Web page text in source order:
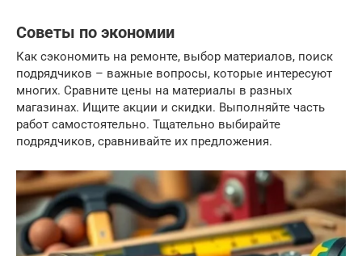
Советы по экономии
Как сэкономить на ремонте, выбор материалов, поиск
подрядчиков – важные вопросы, которые интересуют
многих. Сравните цены на материалы в разных
магазинах. Ищите акции и скидки. Выполняйте часть
работ самостоятельно. Тщательно выбирайте
подрядчиков, сравнивайте их предложения.